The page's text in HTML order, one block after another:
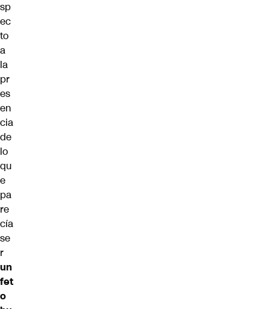
sp
ec
to
a
la
pr
es
en
cia
de
lo
qu
e
pa
re
cía
se
r
un
fet
o